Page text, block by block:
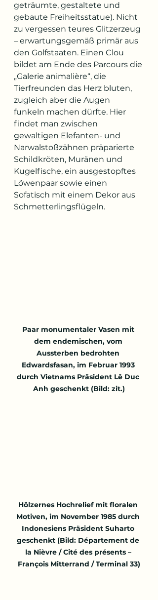
geträumte, gestaltete und
gebaute Freiheitsstatue). Nicht
zu vergessen teures Glitzerzeug
– erwartungsgemäß primär aus
den Golfstaaten. Einen Clou
bildet am Ende des Parcours die
„Galerie animalière“, die
Tierfreunden das Herz bluten,
zugleich aber die Augen
funkeln machen dürfte. Hier
findet man zwischen
gewaltigen Elefanten- und
Narwalstoßzähnen präparierte
Schildkröten, Muränen und
Kugelfische, ein ausgestopftes
Löwenpaar sowie einen
Sofatisch mit einem Dekor aus
Schmetterlingsflügeln.
Paar monumentaler Vasen mit
dem endemischen, vom
Aussterben bedrohten
Edwardsfasan, im Februar 1993
durch Vietnams Präsident Lê Duc
Anh geschenkt (Bild: zit.)
Hölzernes Hochrelief mit floralen
Motiven, im November 1985 durch
Indonesiens Präsident Suharto
geschenkt (Bild: Département de
la Nièvre / Cité des présents –
François Mitterrand / Terminal 33)